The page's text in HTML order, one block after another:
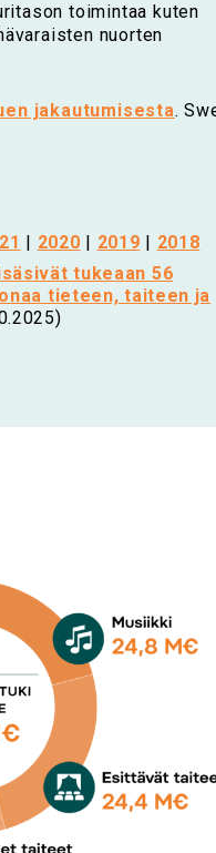
toimintaa kuten
nuorten
jakautumisesta.
| 2020 | 2019 | 2018
tukeaan 56
tieteen, taiteen ja